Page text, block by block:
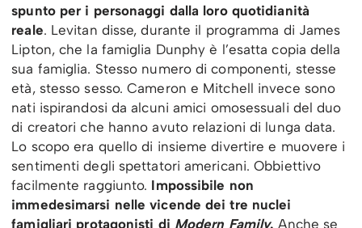
spunto per i personaggi dalla loro quotidianità
reale. Levitan disse, durante il programma di James
Lipton, che la famiglia Dunphy è l’esatta copia della
sua famiglia. Stesso numero di componenti, stesse
età, stesso sesso. Cameron e Mitchell invece sono
nati ispirandosi da alcuni amici omosessuali del duo
di creatori che hanno avuto relazioni di lunga data.
Lo scopo era quello di insieme divertire e muovere i
sentimenti degli spettatori americani. Obbiettivo
facilmente raggiunto. Impossibile non
immedesimarsi nelle vicende dei tre nuclei
famigliari protagonisti di Modern Family. Anche se